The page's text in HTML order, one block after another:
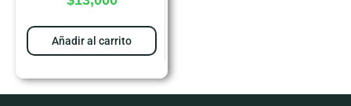
Añadir al carrito